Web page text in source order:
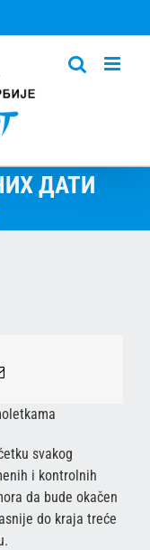
ДАТИ
Email
svakog
i kontrolnih
da bude okačen
do kraja treće